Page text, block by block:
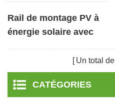
Rail de montage PV à
énergie solaire avec
Un total de
CATÉGORIES